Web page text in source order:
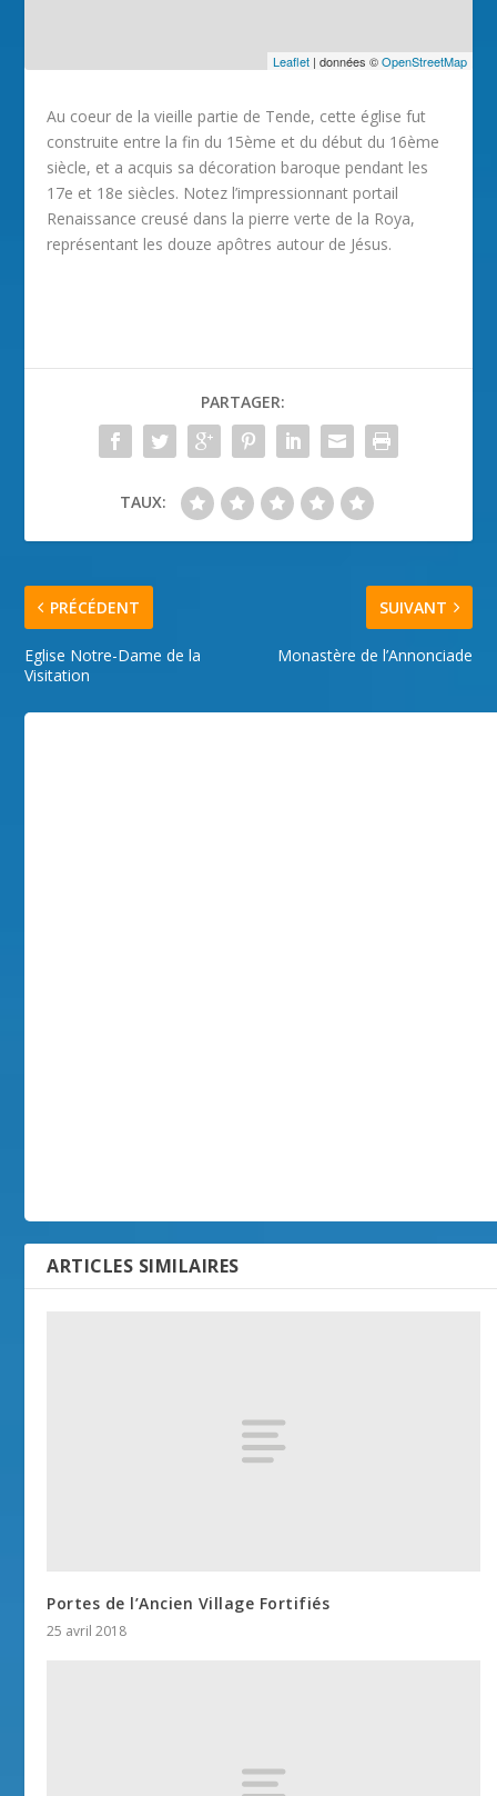
Leaflet| données ©OpenStreetMap
Au coeur de la vieille partie de Tende, cette église fut
construite entre la fin du 15ème et du début du 16ème
siècle, et a acquis sa décoration baroque pendant les
17e et 18e siècles. Notez l’impressionnant portail
Renaissance creusé dans la pierre verte de la Roya,
représentant les douze apôtres autour de Jésus.
PARTAGER:
TAUX:
PRÉCÉDENT
Eglise Notre-Dame de la
Visitation
SUIVANT
Monastère de l’Annonciade
ARTICLES SIMILAIRES
Portes de l’Ancien Village Fortifiés
25 avril 2018